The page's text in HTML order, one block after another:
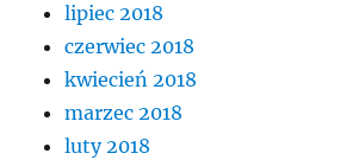
lipiec 2018
czerwiec 2018
kwiecień 2018
marzec 2018
luty 2018